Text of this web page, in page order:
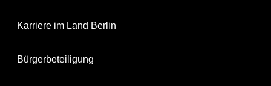
Karriere im Land Berlin
Bürgerbeteiligung